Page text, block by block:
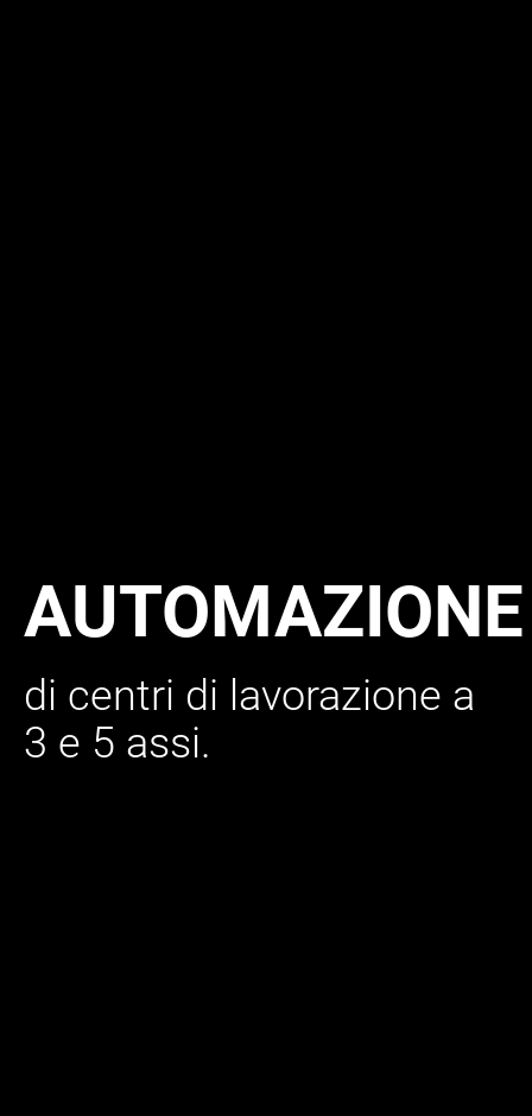
AUTOMAZIONE
di centri di lavorazione a
3 e 5 assi.